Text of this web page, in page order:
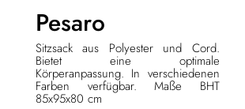
Pesaro
Sitzsack aus Polyester und Cord.
Bietet eine optimale
Körperanpassung. In verschiedenen
Farben verfügbar. Maße BHT
85x95x80 cm